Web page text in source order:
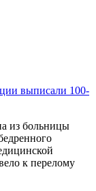
выписали 100-
из больницы
к перелому